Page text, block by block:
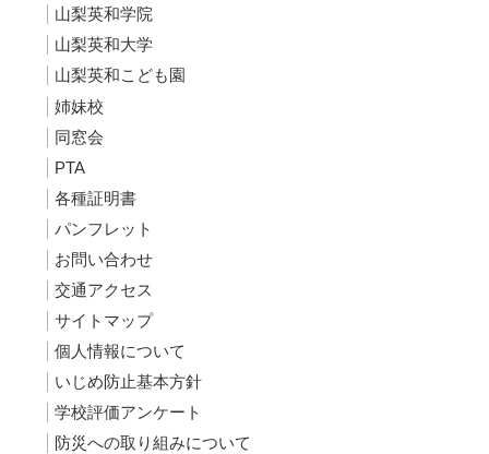
山梨英和学院
山梨英和大学
山梨英和こども園
姉妹校
同窓会
PTA
各種証明書
パンフレット
お問い合わせ
交通アクセス
サイトマップ
個人情報について
いじめ防止基本方針
学校評価アンケート
防災への取り組みについて